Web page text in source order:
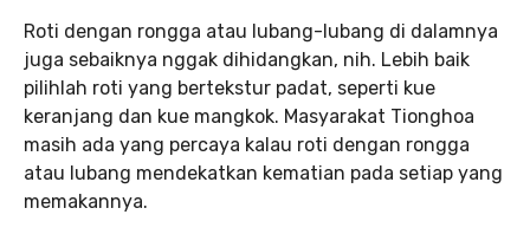
Roti dengan rongga atau lubang-lubang di dalamnya
juga sebaiknya nggak dihidangkan, nih. Lebih baik
pilihlah roti yang bertekstur padat, seperti kue
keranjang dan kue mangkok. Masyarakat Tionghoa
masih ada yang percaya kalau roti dengan rongga
atau lubang mendekatkan kematian pada setiap yang
memakannya.